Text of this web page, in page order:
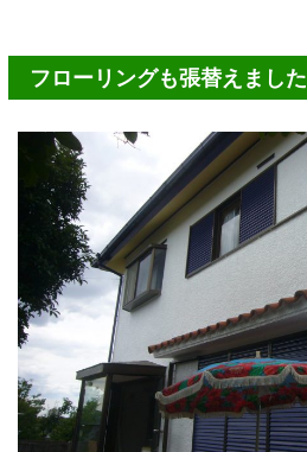
フローリングも張替えました